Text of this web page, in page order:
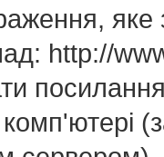
яке
http://